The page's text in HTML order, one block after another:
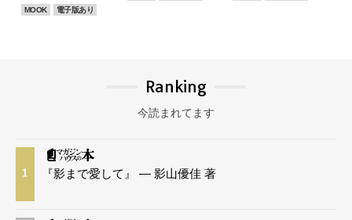
MOOK 電子版あり
Ranking
今読まれてます
1 『影まで愛して』 — 影山優佳 著